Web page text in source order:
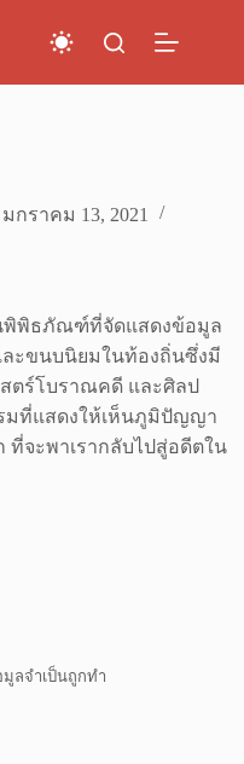
มกราคม 13, 2021
นพิพิธภัณฑ์ที่จัดแสดงข้อมูล
ละขนบนิยมในท้องถิ่นซึ่งมี
ตร์โบราณคดี และศิลป
มที่แสดงให้เห็นภูมิปัญญา
จะพาเรากลับไปสู่อดีตใน
ลจำเป็นถูกทำ